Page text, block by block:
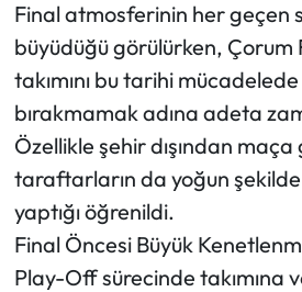
Final atmosferinin her geçen
büyüdüğü görülürken, Çorum
takımını bu tarihi mücadelede
bırakmamak adına adeta
Özellikle şehir dışından
taraftarların da yoğun
yaptığı öğrenildi.
Final Öncesi Büyük
Play-Off sürecinde takımına